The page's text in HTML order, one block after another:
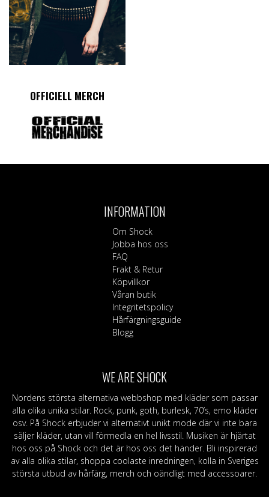
OFFICIELL MERCH
INFORMATION
Om Shock
Jobba hos oss
FAQ
Frakt & Retur
Köpvillkor
Våran butik
Integritetspolicy
Hårfärgningsguide
Blogg
WE ARE SHOCK
Nordens största alternativa webbshop med kläder som passar
alla olika unika stilar. Rock, punk, goth, burlesk, 70’s, emo kläder
osv. På Shock erbjuder vi alternativt unikt mode där vi inte bara
säljer kläder, utan vill förmedla en hel livsstil. Musiken är hjärtat
hos oss på Shock och det är hos oss det händer. Bli inspirerad
av alla olika stilar, shoppa coolaste inredningen, kolla in Sveriges
största utbud av hårfärg, merch och oändligt med accessoarer.